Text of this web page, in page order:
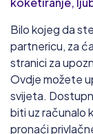
Bilo kojeg da
partnericu, za
stranici za
Ovdje možete
svijeta.
biti uz računalo
pronaći